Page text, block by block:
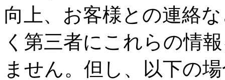
向上、お客様との連絡
く第三者にこれらの情
ません。但し、以下の